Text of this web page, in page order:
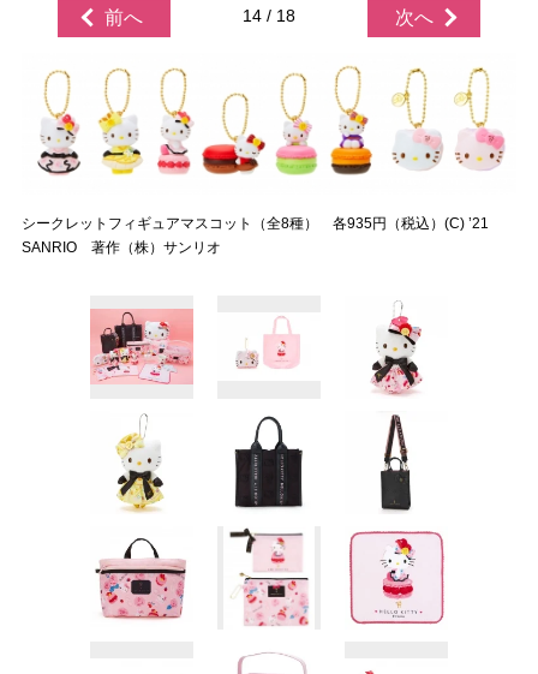
前へ 14 / 18 次へ
シークレットフィギュアマスコット（全8種） 各935円（税込）(C) ’21
SANRIO 著作（株）サンリオ